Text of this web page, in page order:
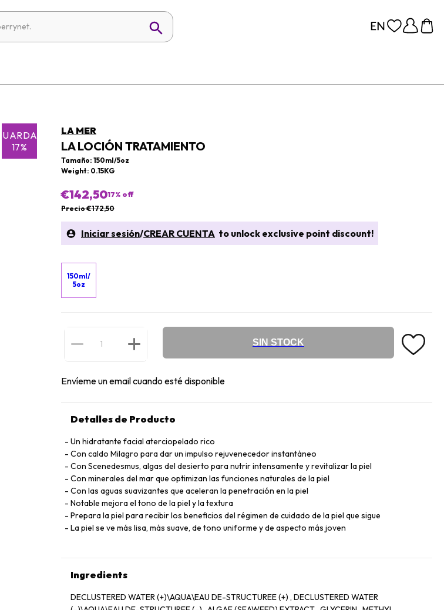
GUARDAR
17%
LA MER
LA LOCIÓN TRATAMIENTO
Tamaño: 150ml/5oz
Weight: 0.15KG
€142,5017% off
Precio €172,50
Iniciar sesión/CREAR CUENTA to unlock exclusive point discount!
150ml/
5oz
SIN STOCK
Envíeme un email cuando esté disponible
Detalles de Producto
Un hidratante facial aterciopelado rico
Con caldo Milagro para dar un impulso rejuvenecedor instantáneo
Con Scenedesmus, algas del desierto para nutrir intensamente y revitalizar la piel
Con minerales del mar que optimizan las funciones naturales de la piel
Con las aguas suavizantes que aceleran la penetración en la piel
Notable mejora el tono de la piel y la textura
Prepara la piel para recibir los beneficios del régimen de cuidado de la piel que sigue
La piel se ve más lisa, más suave, de tono uniforme y de aspecto más joven
Ingredients
DECLUSTERED WATER (+)\AQUA\EAU DE-STRUCTUREE (+) , DECLUSTERED WATER